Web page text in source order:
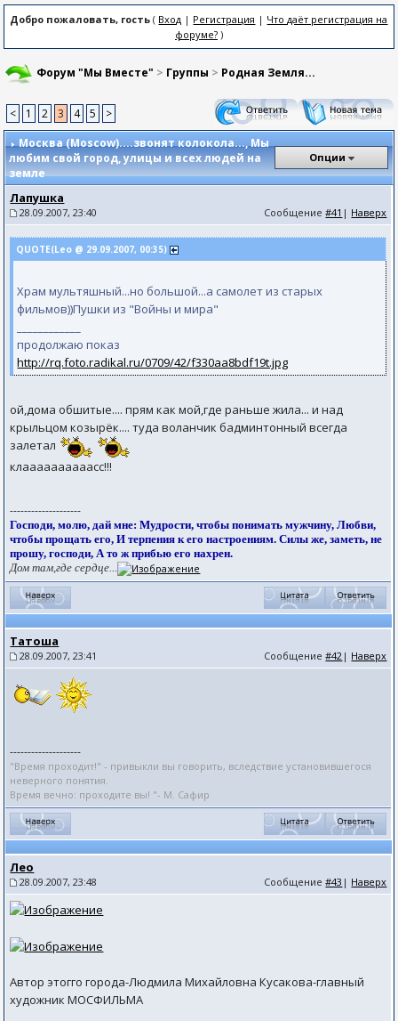
Добро пожаловать, гость ( Вход | Регистрация | Что даёт регистрация на
форуме?)
Форум "Мы Вместе" > Группы > Родная Земля...
< 1 2 3 4 5
>
Москва (Moscow)....звонят колокола..., Мы
любим свой город, улицы и всех людей на
земле
Опции
Лапушка
28.09.2007, 23:40 Сообщение#41 | Наверх
QUOTE(Leo @ 29.09.2007, 00:35)
Храм мультяшный...но большой...а самолет из старых
фильмов))Пушки из "Войны и мира"
продолжаю показ
http://rq.foto.radikal.ru/0709/42/f330aa8bdf19t.jpg
ой,дома обшитые.... прям как мой,где раньше жила... и над
крыльцом козырёк.... туда воланчик бадминтонный всегда
залетал
клаааааааааасс!!!
--------------------
Господи, молю, дай мне: Мудрости, чтобы понимать мужчину, Любви,
чтобы прощать его, И терпения к его настроениям. Силы же, заметь, не
прошу, господи, А то ж прибью его нахрен.
Дом там,где сердце...
Татоша
28.09.2007, 23:41 Сообщение#42 | Наверх
--------------------
"Время проходит!" - привыкли вы говорить, вследствие установившегося
неверного понятия.
Время вечно: проходите вы! "- М. Сафир
Лео
28.09.2007, 23:48 Сообщение#43 | Наверх
Автор этогго города-Людмила Михайловна Кусакова-главный
художник МОСФИЛЬМА